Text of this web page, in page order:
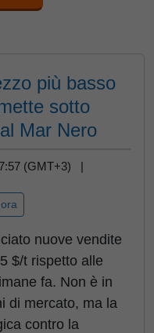
più basso
sotto
Mar Nero
(GMT+3) |
nuove vendite
$/t rispetto alle
fa. Non è in
di mercato, ma la
contro la